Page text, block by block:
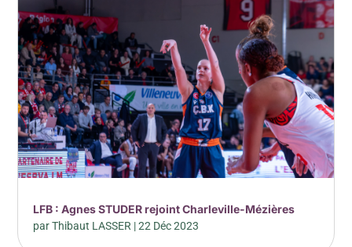
LFB : Agnes STUDER rejoint Charleville-Mézières
parThibaut LASSER |22 Déc 2023